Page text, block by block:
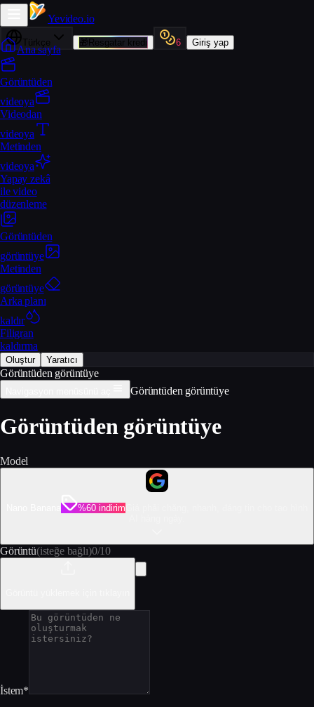
Yevideo.io
Türkçe 🎁Resgatar kredi 6 Giriş yap
Ana sayfa
Görüntüden
videoya
Videodan
videoya
Metinden
videoya
Yapay zekâ
ile video
düzenleme
Görüntüden
görüntüye
Metinden
görüntüye
Arka planı
kaldır
Filigran
kaldırma
Oluştur Yaratıcı
Görüntüden görüntüye
Görüntüden görüntüye
Görüntüden görüntüye
Model
%60 indirim
Görüntü(isteğe bağlı)0/10
İstem*